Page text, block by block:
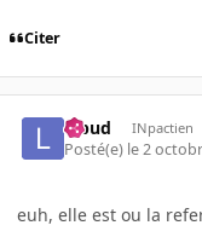
Citer
lebud INpactien
Posté(e) le 2
euh, elle est ou la